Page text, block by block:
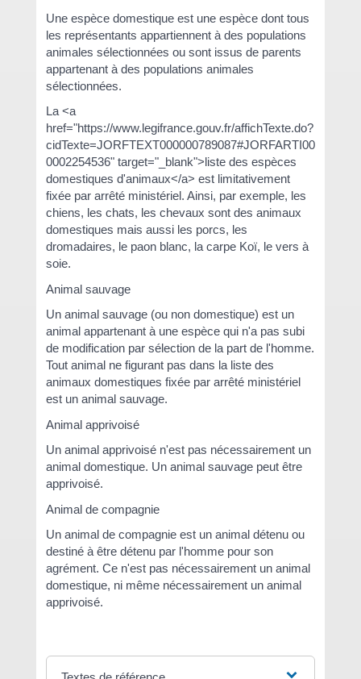
Une espèce domestique est une espèce dont tous
les représentants appartiennent à des populations
animales sélectionnées ou sont issus de parents
appartenant à des populations animales
sélectionnées.
La <a
href="https://www.legifrance.gouv.fr/affichTexte.do?
cidTexte=JORFTEXT000000789087#JORFARTI00
0002254536" target="_blank">liste des espèces
domestiques d'animaux</a> est limitativement
fixée par arrêté ministériel. Ainsi, par exemple, les
chiens, les chats, les chevaux sont des animaux
domestiques mais aussi les porcs, les
dromadaires, le paon blanc, la carpe Koï, le vers à
soie.
Animal sauvage
Un animal sauvage (ou non domestique) est un
animal appartenant à une espèce qui n'a pas subi
de modification par sélection de la part de l'homme.
Tout animal ne figurant pas dans la liste des
animaux domestiques fixée par arrêté ministériel
est un animal sauvage.
Animal apprivoisé
Un animal apprivoisé n'est pas nécessairement un
animal domestique. Un animal sauvage peut être
apprivoisé.
Animal de compagnie
Un animal de compagnie est un animal détenu ou
destiné à être détenu par l'homme pour son
agrément. Ce n'est pas nécessairement un animal
domestique, ni même nécessairement un animal
apprivoisé.